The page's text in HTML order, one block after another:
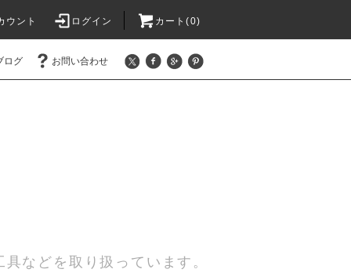
ウント ログイン カート(0)
ログ お問い合わせ
などを取り扱っています。